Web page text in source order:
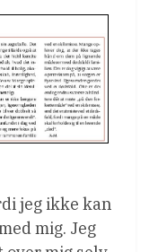
jeg ikke kan
mig. Jeg